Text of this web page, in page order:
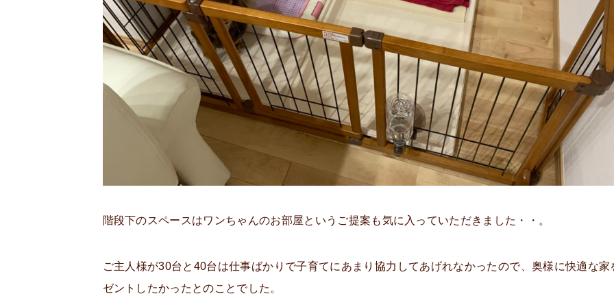
階段下のスペースはワンちゃんのお部屋というご提案も気に入っていただきました・・。
ご主人様が30台と40台は仕事ばかりで子育てにあまり協力してあげれなかったので、奥様に快適な家
ゼントしたかったとのことでした。